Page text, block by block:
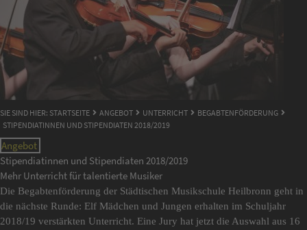
SIE SIND HIER: STARTSEITE ANGEBOT UNTERRICHT
BEGABTENFÖRDERUNG
STIPENDIATINNEN UND STIPENDIATEN 2018/2019
Angebot
Stipendiatinnen und Stipendiaten 2018/2019
Mehr Unterricht für talentierte Musiker
Die Begabtenförderung der Städtischen Musikschule Heilbronn geht in
die nächste Runde: Elf Mädchen und Jungen erhalten im Schuljahr
2018/19 verstärkten Unterricht. Eine Jury hat jetzt die Auswahl aus 16